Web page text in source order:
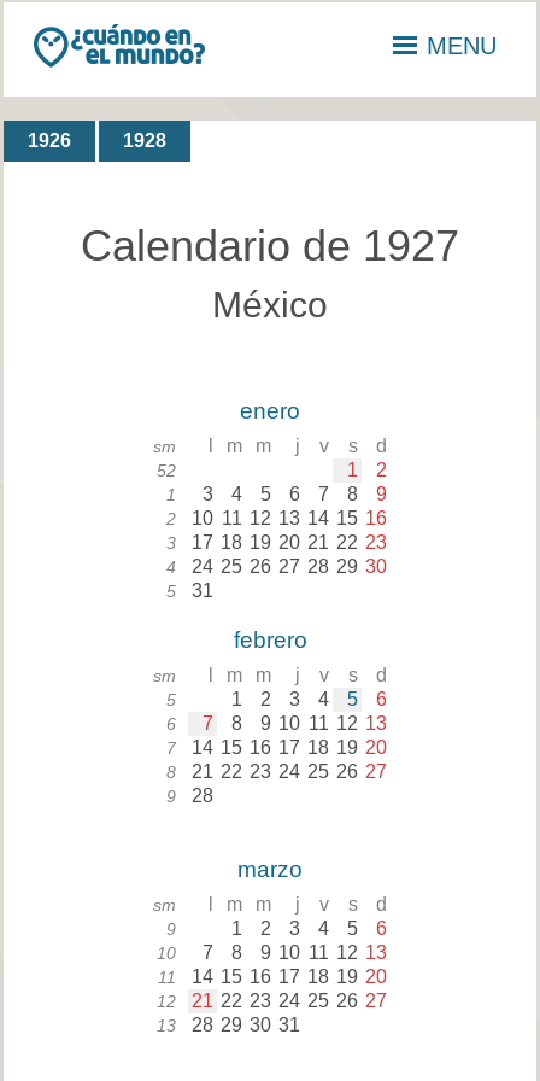
MENU
1926 1928
Calendario de 1927
México
enero
sm m m j v s d
52 1 2
1 3 4 5 6 7 8 9
2 10 11 12 13 14 15 16
3 17 18 19 20 21 22 23
4 24 25 26 27 28 29 30
5 31
febrero
sm m m j v s d
5 1 2 3 4 5 6
6 7 8 9 10 11 12 13
7 14 15 16 17 18 19 20
8 21 22 23 24 25 26 27
9 28
marzo
sm m m j v s d
9 1 2 3 4 5 6
10 7 8 9 10 11 12 13
11 14 15 16 17 18 19 20
12 21 22 23 24 25 26 27
13 28 29 30 31